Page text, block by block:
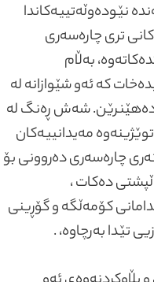
نێودەوڵەتییەکاندا
تری چارەسەری
بەڵام
کە ئەو شێوازانە لە
شەش ڕەنگ لە
توێژینەوە مەیدانییەکان
چارەسەری دەروونی بۆ
دەکات ،
کۆمەڵگە و گۆڕینی
تێدا بەرچاوە، .